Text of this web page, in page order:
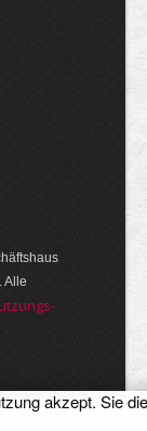
Alle
akzept. Sie die